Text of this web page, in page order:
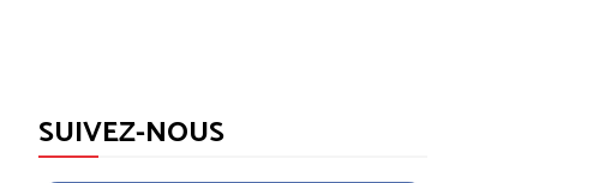
SUIVEZ-NOUS